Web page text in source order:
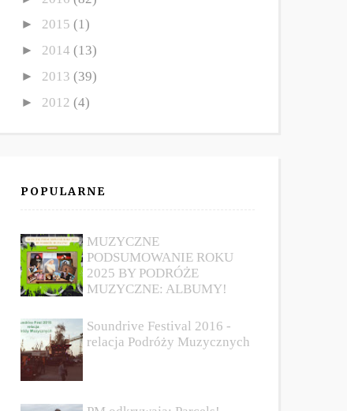
► 2015(1)
► 2014(13)
► 2013(39)
► 2012(4)
POPULARNE
MUZYCZNE
PODSUMOWANIE ROKU
2025 BY PODRÓŻE
MUZYCZNE: ALBUMY!
Soundrive Festival 2016 -
relacja Podróży Muzycznych